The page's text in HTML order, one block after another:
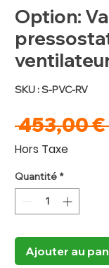
Option:
SKU : S-PVC-RV
453,00 €
Hors Taxe
Quantité *
Ajouter au